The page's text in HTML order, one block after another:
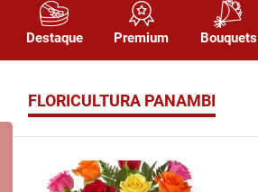
Destaque Premium Bouquets
FLORICULTURA PANAMBI